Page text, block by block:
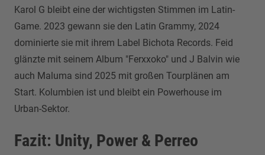
Karol G bleibt eine der wichtigsten Stimmen im Latin-
Game. 2023 gewann sie den Latin Grammy, 2024
dominierte sie mit ihrem Label Bichota Records. Feid
glänzte mit seinem Album "Ferxxoko" und J Balvin wie
auch Maluma sind 2025 mit großen Tourplänen am
Start. Kolumbien ist und bleibt ein Powerhouse im
Urban-Sektor.
Fazit: Unity, Power & Perreo